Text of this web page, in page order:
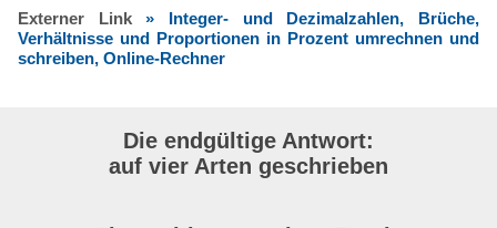
Externer Link» Integer- und Dezimalzahlen, Brüche,
Verhältnisse und Proportionen in Prozent umrechnen und
schreiben, Online-Rechner
Die endgültige Antwort:
auf vier Arten geschrieben